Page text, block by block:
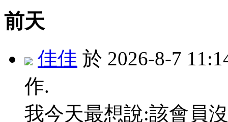
前天
佳佳 於 2026-8-7
作.
我今天最想說:該會員